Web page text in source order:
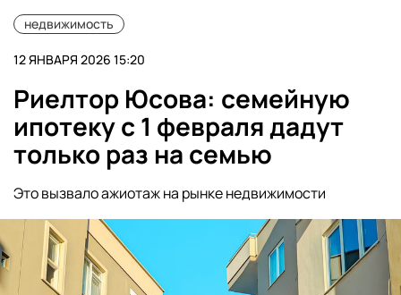
недвижимость
12 ЯНВАРЯ 2026 15:20
Риелтор Юсова: семейную
ипотеку с 1 февраля дадут
только раз на семью
Это вызвало ажиотаж на рынке недвижимости